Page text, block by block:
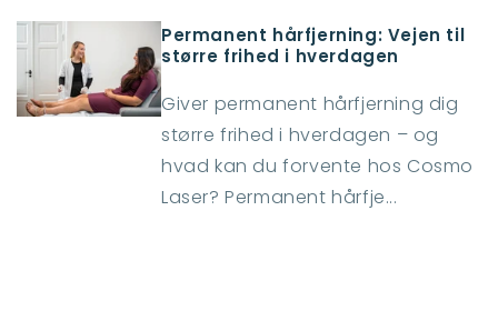
Permanent hårfjerning: Vejen til
større frihed i hverdagen
Giver permanent hårfjerning dig
større frihed i hverdagen – og
hvad kan du forvente hos Cosmo
Laser? Permanent hårfje...